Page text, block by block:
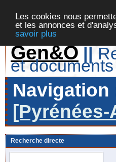
Les cookies nous
et les annonces et
savoir plus
Gen&O ||
et
Navigation
Recherche directe